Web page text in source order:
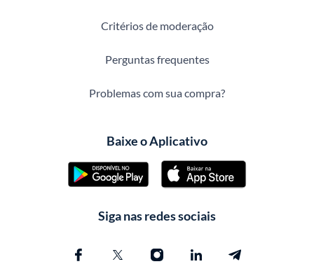
Critérios de moderação
Perguntas frequentes
Problemas com sua compra?
Baixe o Aplicativo
Siga nas redes sociais